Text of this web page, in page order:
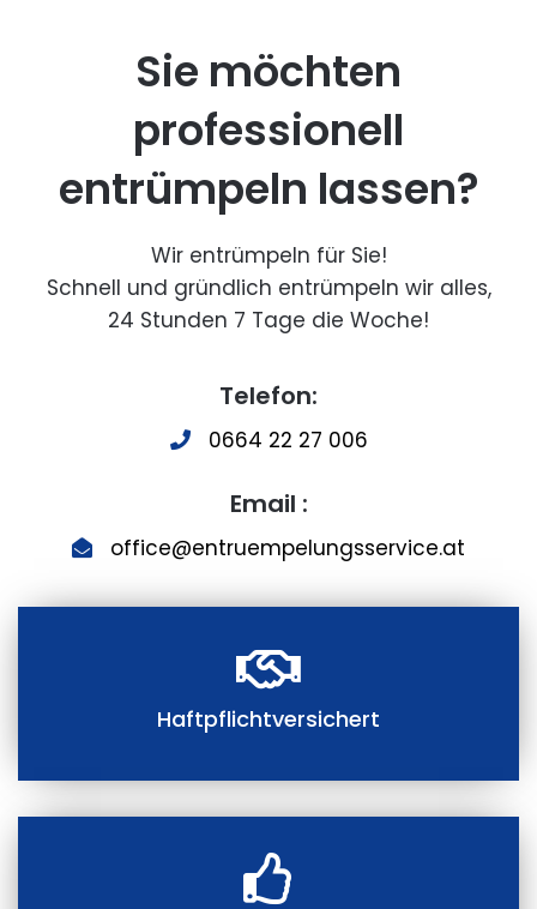
Sie möchten
professionell
entrümpeln lassen?
Wir entrümpeln für Sie!
Schnell und gründlich entrümpeln wir alles,
24 Stunden 7 Tage die Woche!
Telefon:
0664 22 27 006
Email :
office@entruempelungsservice.at
Haftpflichtversichert